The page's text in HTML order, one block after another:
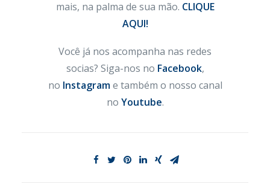
mais, na palma de sua mão. CLIQUE
AQUI!
Você já nos acompanha nas redes
socias? Siga-nos no Facebook,
no Instagrame também o nosso canal
no Youtube.